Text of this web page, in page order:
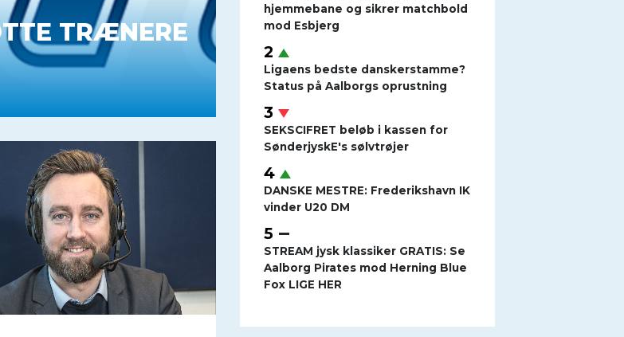
TRÆNERE
hjemmebane og sikrer matchbold
mod Esbjerg
Ligaens bedste danskerstamme?
Status på Aalborgs oprustning
SEKSCIFRET beløb i kassen for
SønderjyskE's sølvtrøjer
DANSKE MESTRE: Frederikshavn IK
vinder U20 DM
STREAM jysk klassiker GRATIS: Se
Aalborg Pirates mod Herning Blue
Fox LIGE HER